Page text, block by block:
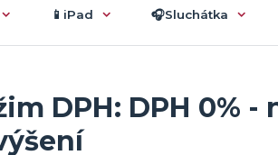
📱iPad 🎧Sluchátka
DPH: DPH 0%